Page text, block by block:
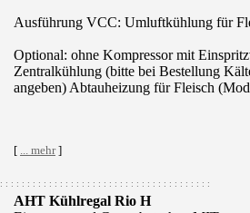
Ausführung VCC: Umluftkühlung für
Optional: ohne Kompressor mit
Zentralkühlung (bitte bei Bestellung
angeben) Abtauheizung für Fleisch
[ ... mehr]
: : : : : : : : : : : : : : : : : : : : : : : : : : : : : : : : : : : : : : :
AHT Kühlregal Rio H